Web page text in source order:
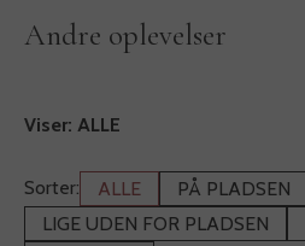
Andre oplevelser
Viser: ALLE
Sorter: ALLE
PÅ PLADSEN
LIGE UDEN FOR PLADSEN